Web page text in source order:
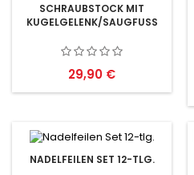
SCHRAUBSTOCK MIT
KUGELGELENK/SAUGFUSS
Preis
29,90 €
NADELFEILEN SET 12-TLG.